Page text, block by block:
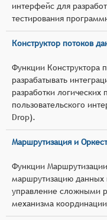
интерфейс для
тестирования
Конструктор потоков
Функции Конструктора
разрабатывать
разработки
пользовательского
Drop).
Маршрутизация и
Функции
маршрутизацию данных
управление сложными
механизма